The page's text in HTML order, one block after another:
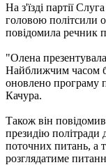
На з'їзді партії
головою політсили
повідомила речник
"Олена
Найближчим часом
оновлено програму
Качура.
Також він
президію політради
поточних питань, а
розглядатиме